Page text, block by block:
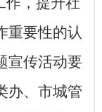
重要性的认
宣传活动要
办、市城管